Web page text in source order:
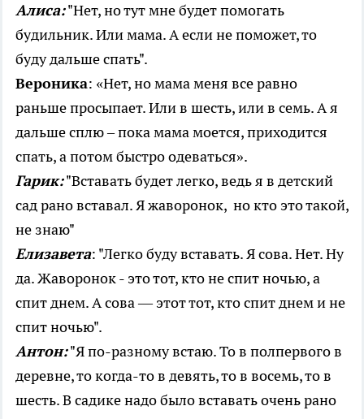
Алиса:"Нет, но тут мне будет помогать
будильник. Или мама. А если не поможет, то
буду дальше спать".
Вероника: «Нет, но мама меня все равно
раньше просыпает. Или в шесть, или в семь. А я
дальше сплю – пока мама моется, приходится
спать, а потом быстро одеваться».
Гарик:"Вставать будет легко, ведь я в детский
сад рано вставал. Я жаворонок, но кто это такой,
не знаю"
Елизавета: "Легко буду вставать. Я сова. Нет. Ну
да. Жаворонок - это тот, кто не спит ночью, а
спит днем. А сова — этот тот, кто спит днем и не
спит ночью".
Антон:"Я по-разному встаю. То в полпервого в
деревне, то когда-то в девять, то в восемь, то в
шесть. В садике надо было вставать очень рано